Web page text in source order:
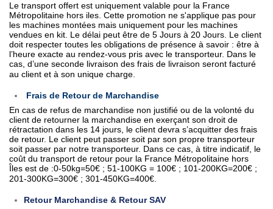
Le transport offert est uniquement valable pour la France
Métropolitaine hors iles. Cette promotion ne s'applique pas pour
les machines montées mais uniquement pour les machines
vendues en kit. Le délai peut être de 5 Jours à 20 Jours. Le client
doit respecter toutes les obligations de présence à savoir : être à
l’heure exacte au rendez-vous pris avec le transporteur. Dans le
cas, d’une seconde livraison des frais de livraison seront facturé
au client et à son unique charge.
Frais de Retour de Marchandise
En cas de refus de marchandise non justifié ou de la volonté du
client de retourner la marchandise en exerçant son droit de
rétractation dans les 14 jours, le client devra s’acquitter des frais
de retour. Le client peut passer soit par son propre transporteur
soit passer par notre transporteur. Dans ce cas, à titre indicatif, le
coût du transport de retour pour la France Métropolitaine hors
Îles est de :0-50kg=50€ ; 51-100KG = 100€ ; 101-200KG=200€ ;
201-300KG=300€ ; 301-450KG=400€.
Retour Marchandise & Retour SAV